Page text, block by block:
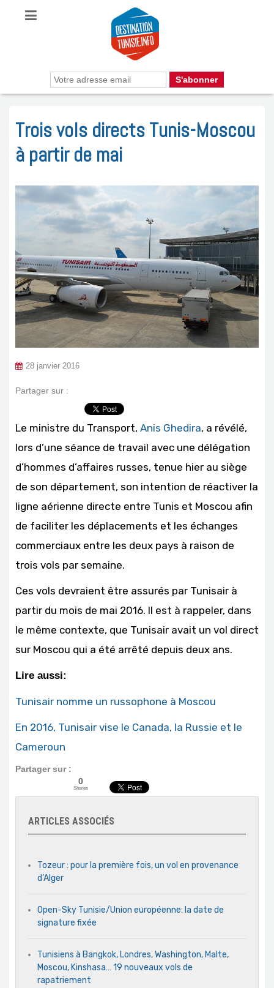
Trois vols directs Tunis-Moscou
à partir de mai
28 janvier 2016
Partager sur :
Le ministre du Transport, Anis Ghedira, a révélé,
lors d’une séance de travail avec une délégation
d’hommes d’affaires russes, tenue hier au siège
de son département, son intention de réactiver la
ligne aérienne directe entre Tunis et Moscou afin
de faciliter les déplacements et les échanges
commerciaux entre les deux pays à raison de
trois vols par semaine.
Ces vols devraient être assurés par Tunisair à
partir du mois de mai 2016. Il est à rappeler, dans
le même contexte, que Tunisair avait un vol direct
sur Moscou qui a été arrêté depuis deux ans.
Lire aussi:
Tunisair nomme un russophone à Moscou
En 2016, Tunisair vise le Canada, la Russie et le
Cameroun
Partager sur :
0
Shares
ARTICLES ASSOCIÉS
Tozeur : pour la première fois, un vol en provenance
d’Alger
Open-Sky Tunisie/Union européenne: la date de
signature fixée
Tunisiens à Bangkok, Londres, Washington, Malte,
Moscou, Kinshasa… 19 nouveaux vols de
rapatriement